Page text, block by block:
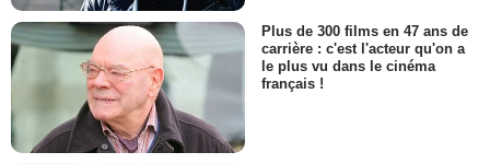
Plus de 300 films en 47 ans de
carrière : c'est l'acteur qu'on a
le plus vu dans le cinéma
français !